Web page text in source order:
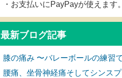
・お支払いにPayPayが使えます
最新ブログ記事
膝の痛み 〜バレーボールの練習
腰痛、坐骨神経痛そしてシンス